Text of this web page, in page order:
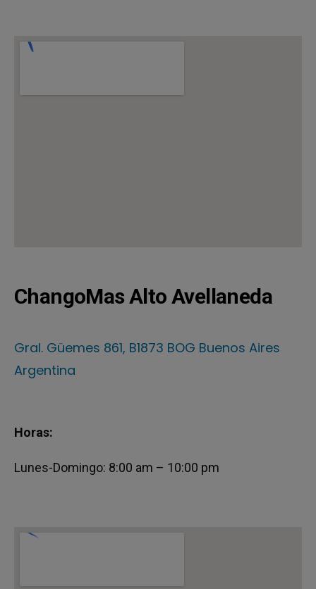
ChangoMas Alto Avellaneda
Gral. Güemes 861, B1873 BOG Buenos Aires
Argentina
Horas:
Lunes-Domingo: 8:00 am – 10:00 pm